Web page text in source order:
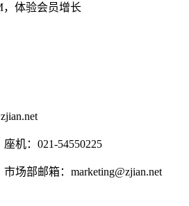
，体验会员增长
座机：021-54550225
市场部邮箱：marketing@zjian.net